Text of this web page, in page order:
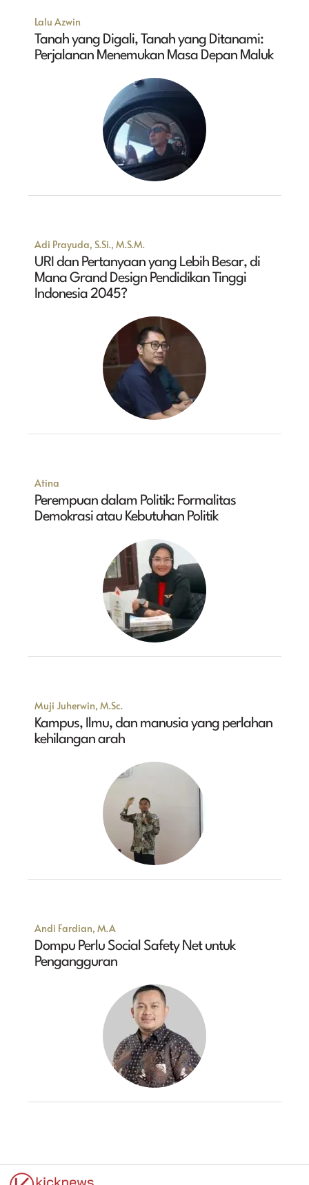
Lalu Azwin
Tanah yang Digali, Tanah yang Ditanami:
Perjalanan Menemukan Masa Depan Maluk
Adi Prayuda, S.Si., M.S.M.
URI dan Pertanyaan yang Lebih Besar, di
Mana Grand Design Pendidikan Tinggi
Indonesia 2045?
Atina
Perempuan dalam Politik: Formalitas
Demokrasi atau Kebutuhan Politik
Muji Juherwin, M.Sc.
Kampus, Ilmu, dan manusia yang perlahan
kehilangan arah
Andi Fardian, M.A
Dompu Perlu Social Safety Net untuk
Pengangguran